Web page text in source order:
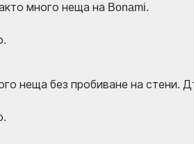
много неща на Bonami.
неща без пробиване на стени.